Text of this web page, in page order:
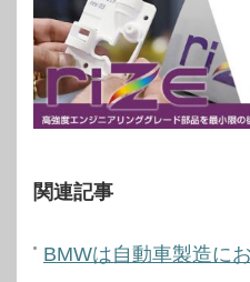
関連記事
BMWは自動車製造に